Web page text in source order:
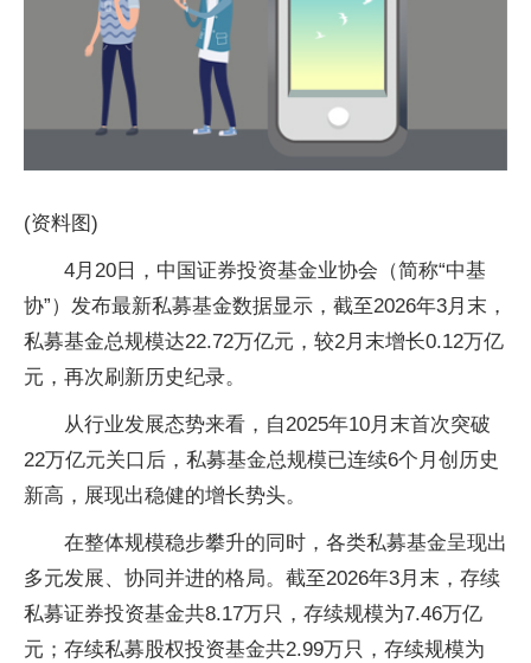
(资料图)
4月20日，中国证券投资基金业协会（简称“中基
协”）发布最新私募基金数据显示，截至2026年3月末，
私募基金总规模达22.72万亿元，较2月末增长0.12万亿
元，再次刷新历史纪录。
从行业发展态势来看，自2025年10月末首次突破
22万亿元关口后，私募基金总规模已连续6个月创历史
新高，展现出稳健的增长势头。
在整体规模稳步攀升的同时，各类私募基金呈现出
多元发展、协同并进的格局。截至2026年3月末，存续
私募证券投资基金共8.17万只，存续规模为7.46万亿
元；存续私募股权投资基金共2.99万只，存续规模为